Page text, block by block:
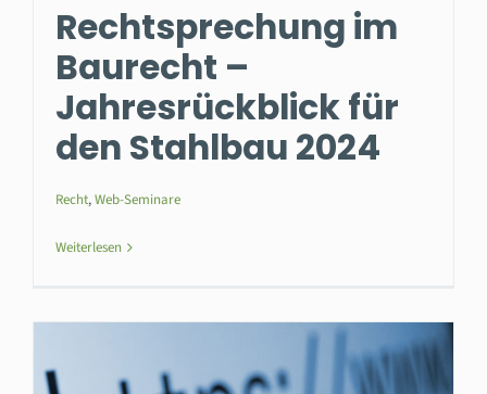
Rechtsprechung im
Baurecht –
Jahresrückblick für
den Stahlbau 2024
Recht,Web-Seminare
Weiterlesen